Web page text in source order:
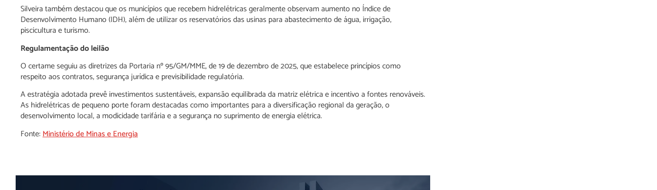
Silveira também destacou que os municípios que recebem hidrelétricas geralmente observam aumento no Índice de
Desenvolvimento Humano (IDH), além de utilizar os reservatórios das usinas para abastecimento de água, irrigação,
piscicultura e turismo.
Regulamentação do leilão
O certame seguiu as diretrizes da Portaria nº 95/GM/MME, de 19 de dezembro de 2025, que estabelece princípios como
respeito aos contratos, segurança jurídica e previsibilidade regulatória.
A estratégia adotada prevê investimentos sustentáveis, expansão equilibrada da matriz elétrica e incentivo a fontes renováveis.
As hidrelétricas de pequeno porte foram destacadas como importantes para a diversificação regional da geração, o
desenvolvimento local, a modicidade tarifária e a segurança no suprimento de energia elétrica.
Fonte:Ministério de Minas e Energia